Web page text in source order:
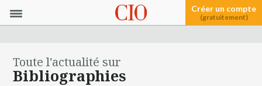
Créer un compte
(gratuitement)
Toute l'actualité sur
Bibliographies